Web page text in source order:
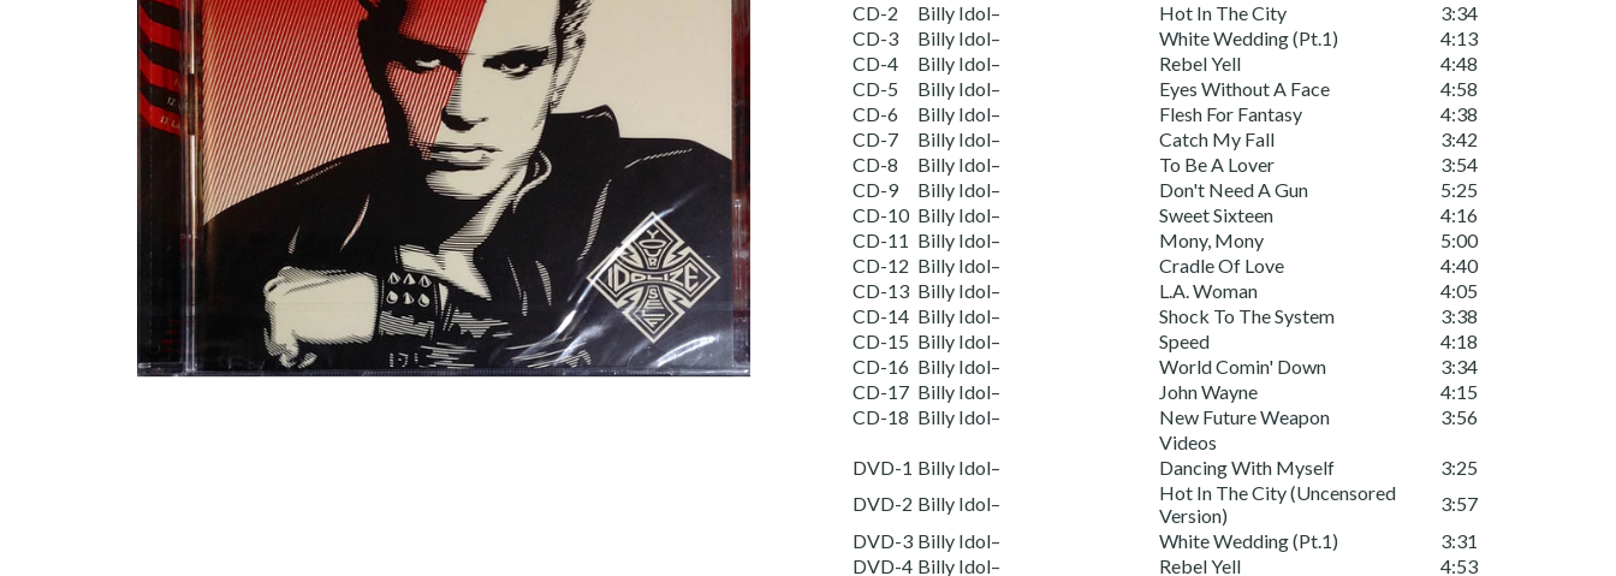
CD-2
Billy Idol– Hot In The City
3:34
CD-3
Billy Idol– White Wedding (Pt.1)
4:13
CD-4
Billy Idol– Rebel Yell
4:48
CD-5
Billy Idol– Eyes Without A Face
4:58
CD-6
Billy Idol– Flesh For Fantasy
4:38
CD-7
Billy Idol– Catch My Fall
3:42
CD-8
Billy Idol– To Be A Lover
3:54
CD-9
Billy Idol– Don't Need A Gun
5:25
CD-10 Billy Idol– Sweet Sixteen
4:16
CD-11 Billy Idol– Mony, Mony
5:00
CD-12 Billy Idol– Cradle Of Love
4:40
CD-13 Billy Idol– L.A. Woman
4:05
CD-14 Billy Idol– Shock To The System
3:38
CD-15 Billy Idol– Speed
4:18
CD-16 Billy Idol– World Comin' Down
3:34
CD-17 Billy Idol– John Wayne
4:15
CD-18 Billy Idol– New Future Weapon
3:56
Videos
DVD-1 Billy Idol– Dancing With Myself
3:25
DVD-2 Billy Idol–
Hot In The City (Uncensored
Version)
3:57
DVD-3 Billy Idol– White Wedding (Pt.1)
3:31
DVD-4 Billy Idol– Rebel Yell
4:53